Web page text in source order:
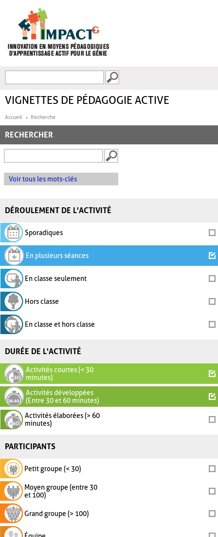
FORMULAIRE DE
VIGNETTES DE PÉDAGOGIE ACTIVE
Accueil Recherche
RECHERCHER
Voir tous les mots-clés
DÉROULEMENT DE L'ACTIVITÉ
Sporadiques
En plusieurs séances
En classe seulement
Hors classe
En classe et hors classe
DURÉE DE L'ACTIVITÉ
Activités courtes (< 30
minutes)
Activités développées
(Entre 30 et 60 minutes)
Activités élaborées (> 60
minutes)
PARTICIPANTS
Petit groupe (< 30)
Moyen groupe (entre 30
et 100)
Grand groupe (> 100)